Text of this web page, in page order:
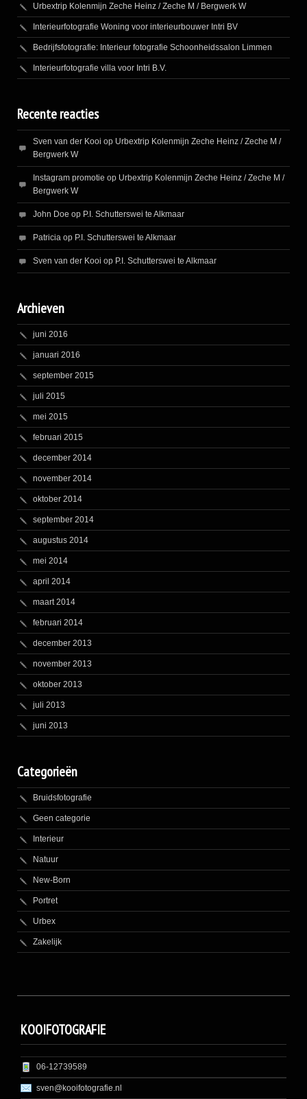
Urbextrip Kolenmijn Zeche Heinz / Zeche M / Bergwerk W
Interieurfotografie Woning voor interieurbouwer Intri BV
Bedrijfsfotografie: Interieur fotografie Schoonheidssalon Limmen
Interieurfotografie villa voor Intri B.V.
Recente reacties
Sven van der Kooi op Urbextrip Kolenmijn Zeche Heinz / Zeche M /
Bergwerk W
Instagram promotie op Urbextrip Kolenmijn Zeche Heinz / Zeche M /
Bergwerk W
John Doe op P.I. Schutterswei te Alkmaar
Patricia op P.I. Schutterswei te Alkmaar
Sven van der Kooi op P.I. Schutterswei te Alkmaar
Archieven
juni 2016
januari 2016
september 2015
juli 2015
mei 2015
februari 2015
december 2014
november 2014
oktober 2014
september 2014
augustus 2014
mei 2014
april 2014
maart 2014
februari 2014
december 2013
november 2013
oktober 2013
juli 2013
juni 2013
Categorieën
Bruidsfotografie
Geen categorie
Interieur
Natuur
New-Born
Portret
Urbex
Zakelijk
KOOIFOTOGRAFIE
06-12739589
sven@kooifotografie.nl